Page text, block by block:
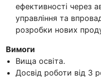
ефективності через
управління та
розробки нових
Вимоги
Вища освіта.
Досвід роботи від 3